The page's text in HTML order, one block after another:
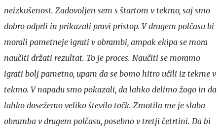
neizkušenost. Zadovoljen sem s štartom v tekmo, saj smo
dobro odprli in prikazali pravi pristop. V drugem polčasu bi
morali pametneje igrati v obrambi, ampak ekipa se mora
naučiti držati rezultat. To je proces. Naučiti se moramo
igrati bolj pametno, upam da se bomo hitro učili iz tekme v
tekmo. V napadu smo pokazali, da lahko delimo žogo in da
lahko dosežemo veliko število točk. Zmotila me je slaba
obramba v drugem polčasu, posebno v tretji četrtini. Da bi